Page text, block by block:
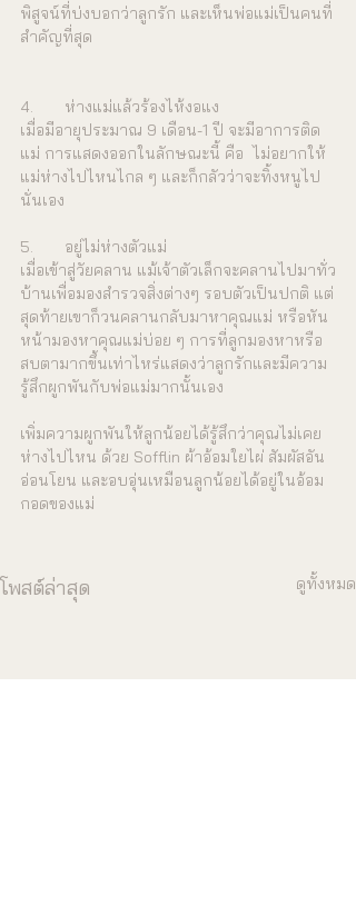
พิสูจน์ที่บ่งบอกว่าลูกรัก และเห็นพ่อแม่เป็นคนที่
สำคัญที่สุด
4.	ห่างแม่แล้วร้องไห้งอแง
เมื่อมีอายุประมาณ 9 เดือน-1 ปี จะมีอาการติด
แม่ การแสดงออกในลักษณะนี้ คือ  ไม่อยากให้
แม่ห่างไปไหนไกล ๆ และก็กลัวว่าจะทิ้งหนูไป
นั่นเอง
5.	อยู่ไม่ห่างตัวแม่
เมื่อเข้าสู่วัยคลาน แม้เจ้าตัวเล็กจะคลานไปมาทั่ว
บ้านเพื่อมองสำรวจสิ่งต่างๆ รอบตัวเป็นปกติ แต่
สุดท้ายเขาก็วนคลานกลับมาหาคุณแม่ หรือหัน
หน้ามองหาคุณแม่บ่อย ๆ การที่ลูกมองหาหรือ
สบตามากขึ้นเท่าไหร่แสดงว่าลูกรักและมีความ
รู้สึกผูกพันกับพ่อแม่มากนั้นเอง
เพิ่มความผูกพันให้ลูกน้อยได้รู้สึกว่าคุณไม่เคย
ห่างไปไหน ด้วย Sofflin ผ้าอ้อมใยไผ่ สัมผัสอัน
อ่อนโยน และอบอุ่นเหมือนลูกน้อยได้อยู่ในอ้อม
กอดของแม่
โพสต์ล่าสุด ดูทั้งหมด